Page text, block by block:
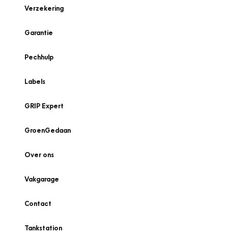
Verzekering
Garantie
Pechhulp
Labels
GRIP Expert
GroenGedaan
Over ons
Vakgarage
Contact
Tankstation